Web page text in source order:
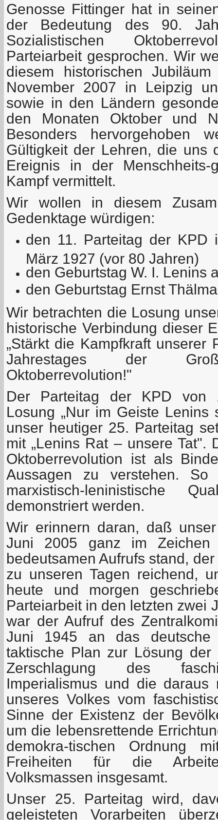
Genosse Fittinger hat in
der Bedeutung des 90.
Sozialistischen
Parteiarbeit gesprochen. Wir
diesem historischen
November 2007 in Leipzig
sowie in den Ländern
den Monaten Oktober und
Besonders hervorgehoben
Gültigkeit der Lehren, die uns
Ereignis in der Menschheits-
Kampf vermittelt.
Wir wollen in diesem
Gedenktage würdigen:
den 11. Parteitag der
März 1927 (vor 80 Jahren)
den Geburtstag W. I. Lenins
den Geburtstag Ernst
Wir betrachten die Losung
historische Verbindung dieser
„Stärkt die Kampfkraft unserer
Jahrestages der
Oktoberrevolution!"
Der Parteitag der KPD von
Losung „Nur im Geiste
unser heutiger 25. Parteitag
mit „Lenins Rat – unsere Tat".
Oktoberrevolution ist als
Aussagen zu verstehen.
marxistisch-leninistische
demonstriert werden.
Wir erinnern daran, daß
Juni 2005 ganz im Zeichen
bedeutsamen Aufrufs stand,
zu unseren Tagen reichend,
heute und morgen
Parteiarbeit in den letzten zwei
war der Aufruf des
Juni 1945 an das deutsche
taktische Plan zur Lösung der
Zerschlagung des
Imperialismus und die daraus
unseres Volkes vom
Sinne der Existenz der
um die lebensrettende
demokra-tischen Ordnung
Freiheiten für die
Volksmassen insgesamt.
Unser 25. Parteitag wird,
geleisteten Vorarbeiten